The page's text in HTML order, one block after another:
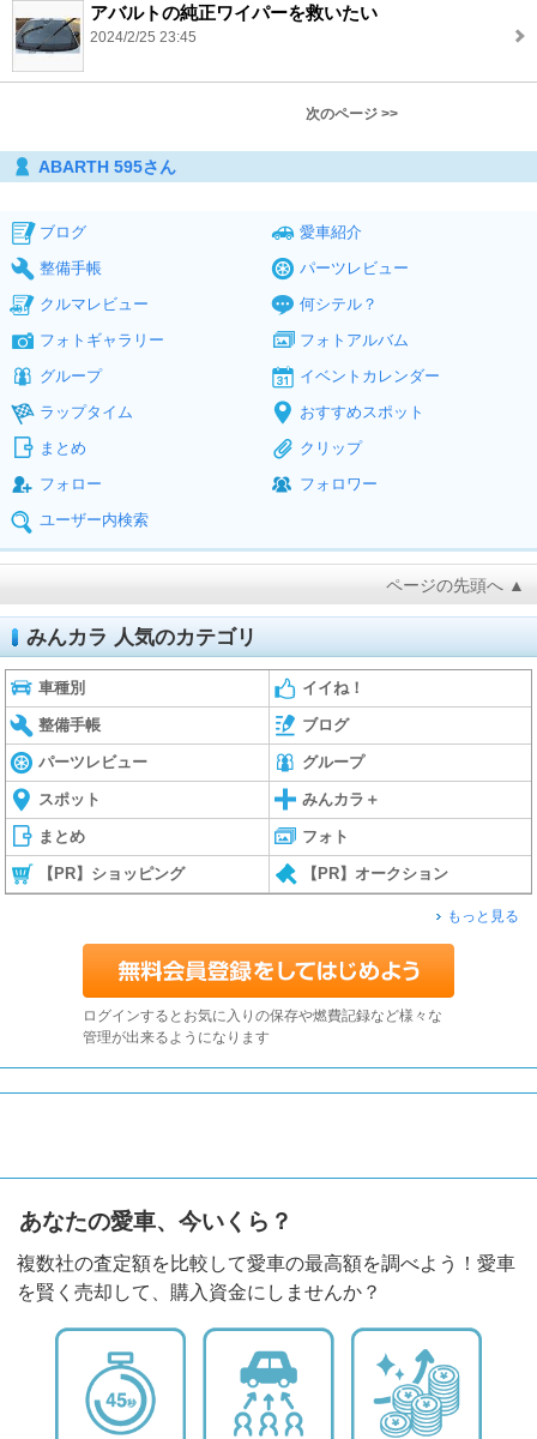
アバルトの純正ワイパーを救いたい
2024/2/25 23:45
次のページ >>
ABARTH 595さん
ブログ
愛車紹介
整備手帳
パーツレビュー
クルマレビュー
何シテル？
フォトギャラリー
フォトアルバム
グループ
イベントカレンダー
ラップタイム
おすすめスポット
まとめ
クリップ
フォロー
フォロワー
ユーザー内検索
ページの先頭へ ▲
みんカラ 人気のカテゴリ
車種別 イイね！
整備手帳 ブログ
パーツレビュー グループ
スポット みんカラ＋
まとめ フォト
【PR】ショッピング 【PR】オークション
もっと見る
ログインするとお気に入りの保存や燃費記録など様々な
管理が出来るようになります
あなたの愛車、今いくら？
複数社の査定額を比較して愛車の最高額を調べよう！愛車
を賢く売却して、購入資金にしませんか？